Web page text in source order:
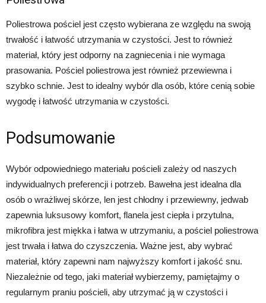
Poliestrowa pościel jest często wybierana ze względu na swoją
trwałość i łatwość utrzymania w czystości. Jest to również
materiał, który jest odporny na zagniecenia i nie wymaga
prasowania. Pościel poliestrowa jest również przewiewna i
szybko schnie. Jest to idealny wybór dla osób, które cenią sobie
wygodę i łatwość utrzymania w czystości.
Podsumowanie
Wybór odpowiedniego materiału pościeli zależy od naszych
indywidualnych preferencji i potrzeb. Bawełna jest idealna dla
osób o wrażliwej skórze, len jest chłodny i przewiewny, jedwab
zapewnia luksusowy komfort, flanela jest ciepła i przytulna,
mikrofibra jest miękka i łatwa w utrzymaniu, a pościel poliestrowa
jest trwała i łatwa do czyszczenia. Ważne jest, aby wybrać
materiał, który zapewni nam najwyższy komfort i jakość snu.
Niezależnie od tego, jaki materiał wybierzemy, pamiętajmy o
regularnym praniu pościeli, aby utrzymać ją w czystości i